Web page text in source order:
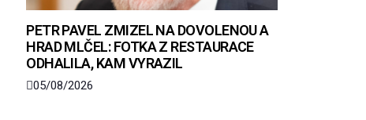
PETR PAVEL ZMIZEL NA DOVOLENOU A
HRAD MLČEL: FOTKA Z RESTAURACE
ODHALILA, KAM VYRAZIL
05/08/2026